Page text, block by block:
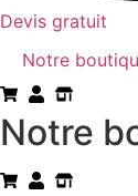
Devis gratuit
Notre
Notre